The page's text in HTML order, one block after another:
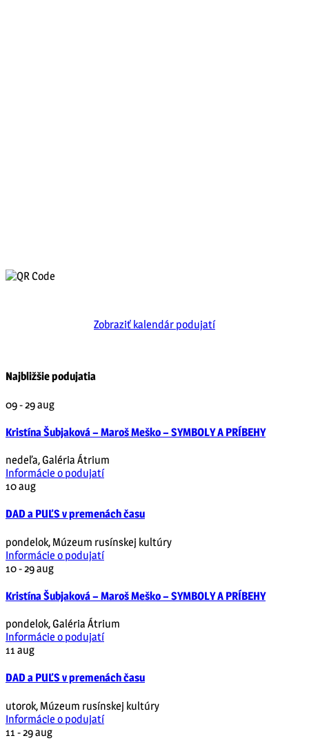
Zobraziť kalendár podujatí
Najbližšie podujatia
09 - 29aug
Kristína Šubjaková – Maroš Meško – SYMBOLY A PRÍBEHY
nedeľa,Galéria Átrium
Informácie o podujatí
10aug
DAD a PUĽS v premenách času
pondelok, Múzeum rusínskej kultúry
Informácie o podujatí
10 - 29aug
Kristína Šubjaková – Maroš Meško – SYMBOLY A PRÍBEHY
pondelok,Galéria Átrium
Informácie o podujatí
11 aug
DAD a PUĽS v premenách času
utorok, Múzeum rusínskej kultúry
Informácie o podujatí
11 - 29aug